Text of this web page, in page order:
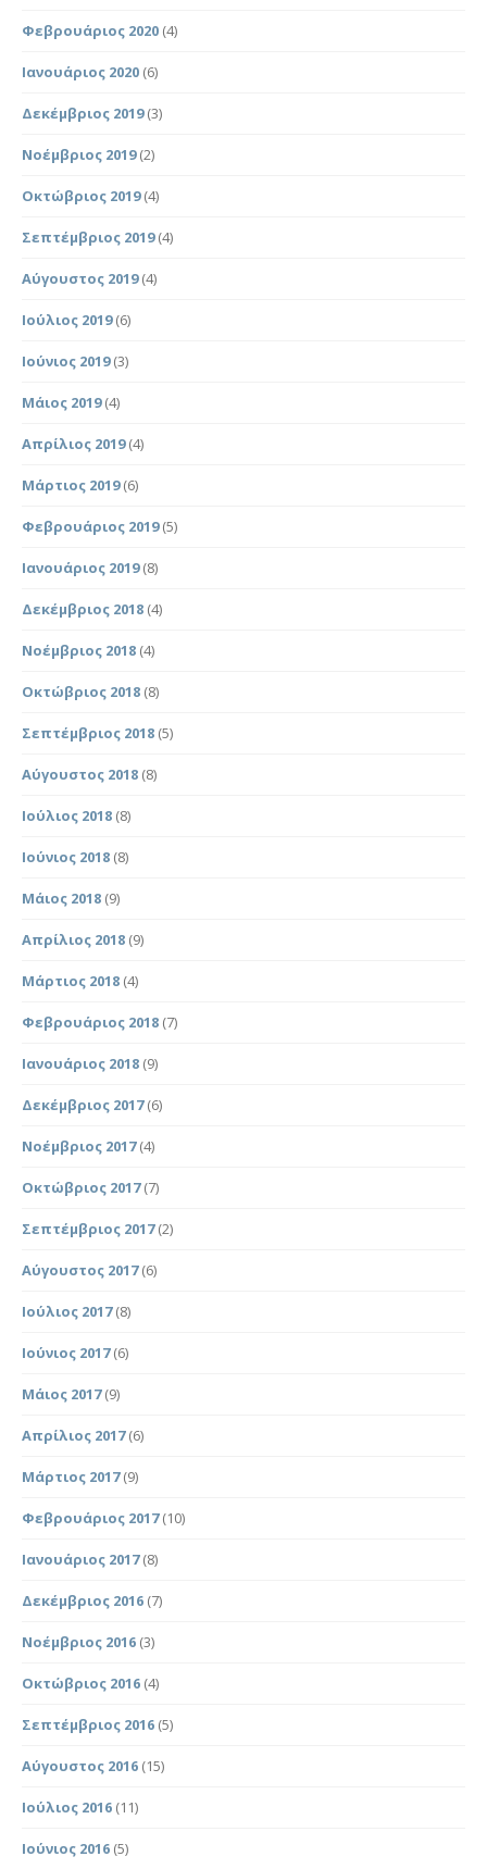
Φεβρουάριος 2020 (4)
Ιανουάριος 2020 (6)
Δεκέμβριος 2019(3)
Νοέμβριος 2019(2)
Οκτώβριος 2019(4)
Σεπτέμβριος 2019(4)
Αύγουστος 2019(4)
Ιούλιος 2019(6)
Ιούνιος 2019(3)
Μάιος 2019(4)
Απρίλιος 2019(4)
Μάρτιος 2019(6)
Φεβρουάριος 2019(5)
Ιανουάριος 2019(8)
Δεκέμβριος 2018 (4)
Νοέμβριος 2018 (4)
Οκτώβριος 2018 (8)
Σεπτέμβριος 2018 (5)
Αύγουστος 2018 (8)
Ιούλιος 2018 (8)
Ιούνιος 2018 (8)
Μάιος 2018 (9)
Απρίλιος 2018 (9)
Μάρτιος 2018 (4)
Φεβρουάριος 2018 (7)
Ιανουάριος 2018 (9)
Δεκέμβριος 2017(6)
Νοέμβριος 2017(4)
Οκτώβριος 2017(7)
Σεπτέμβριος 2017(2)
Αύγουστος 2017(6)
Ιούλιος 2017(8)
Ιούνιος 2017(6)
Μάιος 2017(9)
Απρίλιος 2017(6)
Μάρτιος 2017(9)
Φεβρουάριος 2017(10)
Ιανουάριος 2017(8)
Δεκέμβριος 2016 (7)
Νοέμβριος 2016 (3)
Οκτώβριος 2016 (4)
Σεπτέμβριος 2016 (5)
Αύγουστος 2016 (15)
Ιούλιος 2016 (11)
Ιούνιος 2016 (5)